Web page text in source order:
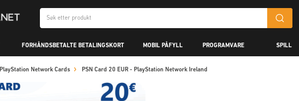
FORHÅNDSBETALTE BETALINGSKORT MOBIL PÅFYLL PROGRAMVARE SPILL
PlayStation Network Cards PSN Card 20 EUR - PlayStation Network Ireland